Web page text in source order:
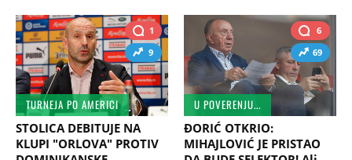
1
9
TURNEJA PO AMERICI
STOLICA DEBITUJE NA
KLUPI "ORLOVA" PROTIV
6
69
U POVERENJU...
ĐORIĆ OTKRIO:
MIHAJLOVIĆ JE PRISTAO